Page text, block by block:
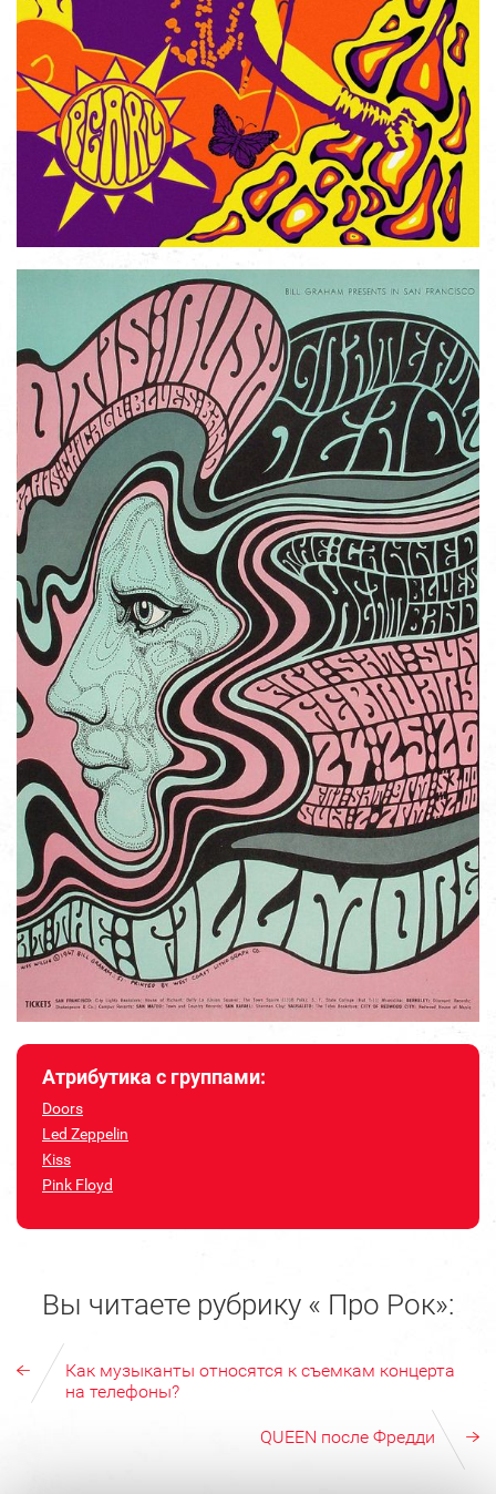
Атрибутика с группами:
Doors
Led Zeppelin
Kiss
Pink Floyd
Вы читаете рубрику « Про Рок»:
Как музыканты относятся к съемкам концерта
на телефоны?
QUEEN после Фредди